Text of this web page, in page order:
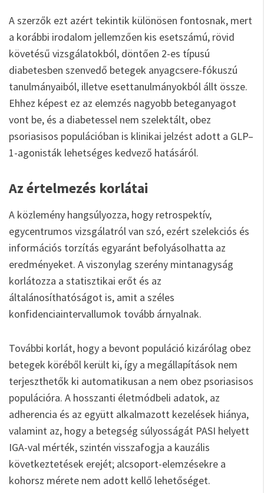
A szerzők ezt azért tekintik különösen fontosnak, mert
a korábbi irodalom jellemzően kis esetszámú, rövid
követésű vizsgálatokból, döntően 2-es típusú
diabetesben szenvedő betegek anyagcsere-fókuszú
tanulmányaiból, illetve esettanulmányokból állt össze.
Ehhez képest ez az elemzés nagyobb beteganyagot
vont be, és a diabetessel nem szelektált, obez
psoriasisos populációban is klinikai jelzést adott a GLP–
1-agonisták lehetséges kedvező hatásáról.
Az értelmezés korlátai
A közlemény hangsúlyozza, hogy retrospektív,
egycentrumos vizsgálatról van szó, ezért szelekciós és
információs torzítás egyaránt befolyásolhatta az
eredményeket. A viszonylag szerény mintanagyság
korlátozza a statisztikai erőt és az
általánosíthatóságot is, amit a széles
konfidenciaintervallumok tovább árnyalnak.
További korlát, hogy a bevont populáció kizárólag obez
betegek köréből került ki, így a megállapítások nem
terjeszthetők ki automatikusan a nem obez psoriasisos
populációra. A hosszanti életmódbeli adatok, az
adherencia és az együtt alkalmazott kezelések hiánya,
valamint az, hogy a betegség súlyosságát PASI helyett
IGA-val mérték, szintén visszafogja a kauzális
következtetések erejét; alcsoport-elemzésekre a
kohorsz mérete nem adott kellő lehetőséget.